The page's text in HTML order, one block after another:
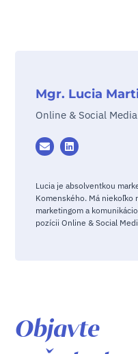
Mgr. Lucia
Online & Social Media
Lucia je absolventkou
Komenského. Má niekoľko
marketingom a
pozícii Online & Social
Objavte